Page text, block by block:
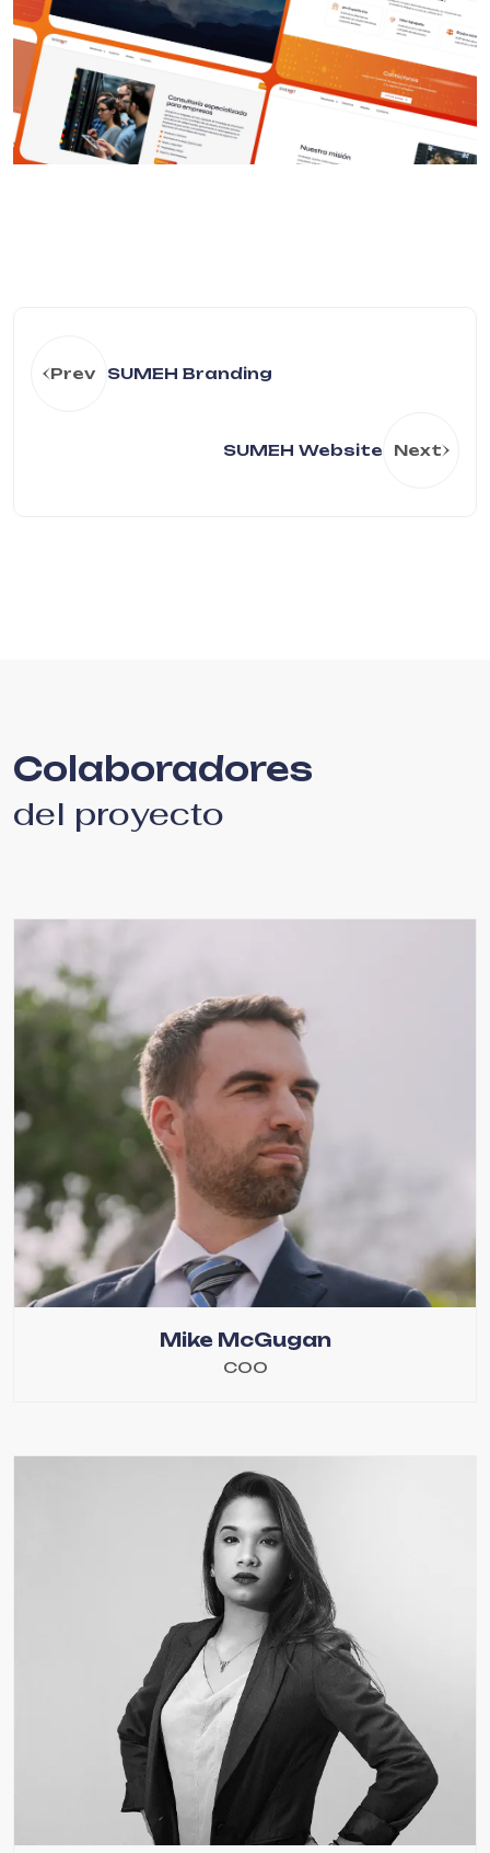
Prev SUMEH Branding
SUMEH Website Next
Colaboradores
del proyecto
Mike McGugan
COO